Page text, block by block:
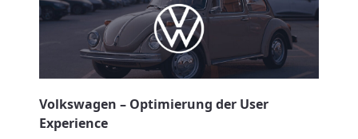
Volkswagen – Optimierung der User
Experience